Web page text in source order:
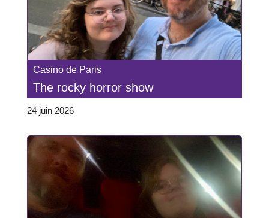
Casino de Paris
The rocky horror show
24 juin 2026